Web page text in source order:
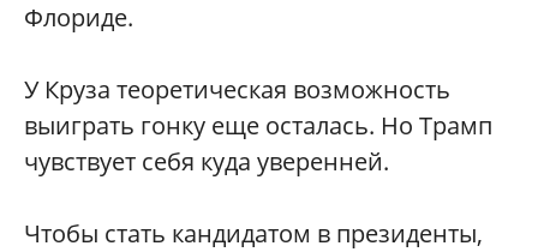
Флориде.
У Круза теоретическая возможность
выиграть гонку еще осталась. Но Трамп
чувствует себя куда уверенней.
Чтобы стать кандидатом в президенты,